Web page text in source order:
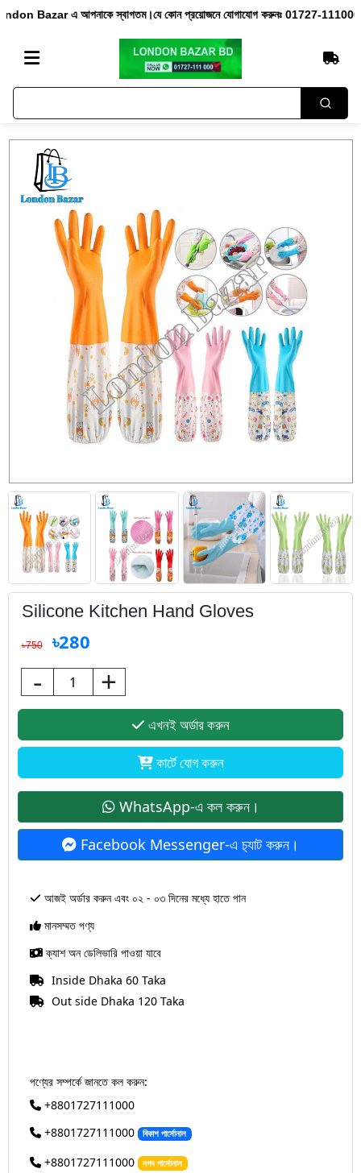
Bazar এ আপনাকে স্বাগতম।যে কোন প্রয়োজনে যোগাযোগ করুনঃ 01727-111000
Silicone Kitchen Hand Gloves
৳750 ৳280
- +
এখনই অর্ডার করুন
কার্টে যোগ করুন
WhatsApp-এ কল করুন।
Facebook Messenger-এ চ‍্যাট করুন।
আজই অর্ডার করুন এবং ০২ - ০৩ দিনের মধ্যে হাতে পান
মানসম্মত পণ্য
ক্যাশ অন ডেলিভারি পাওয়া যাবে
Inside Dhaka 60 Taka
Out side Dhaka 120 Taka
পণ্যের সম্পর্কে জানতে কল করুন:
+8801727111000
+8801727111000
বিকাশ পার্সোনাল
+8801727111000 নগদ পার্সোনাল